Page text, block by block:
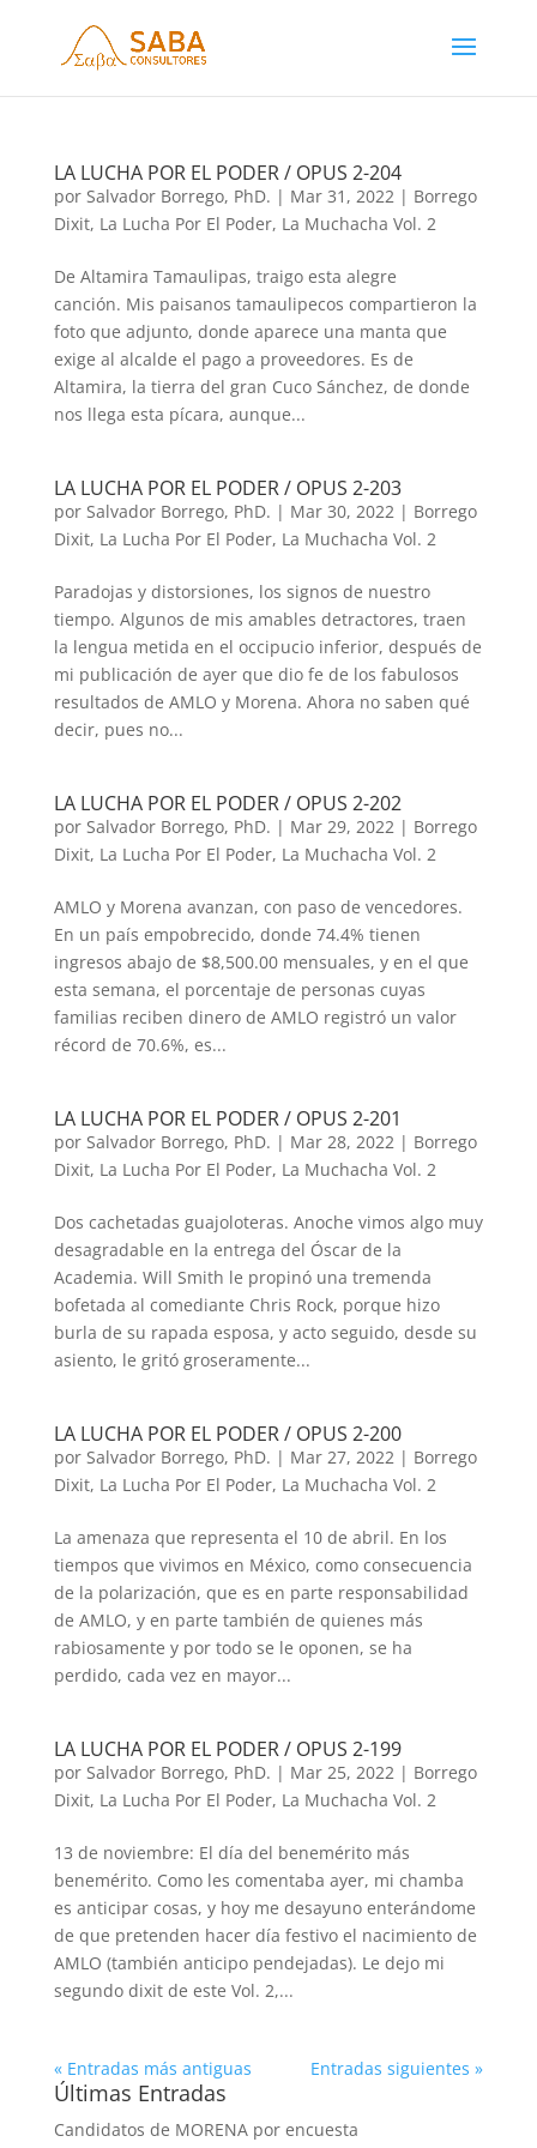
LA LUCHA POR EL PODER / OPUS 2-204
por Salvador Borrego, PhD. | Mar 31, 2022| Borrego
Dixit, La Lucha Por El Poder, La Muchacha Vol. 2
De Altamira Tamaulipas, traigo esta alegre
canción. Mis paisanos tamaulipecos compartieron la
foto que adjunto, donde aparece una manta que
exige al alcalde el pago a proveedores. Es de
Altamira, la tierra del gran Cuco Sánchez, de donde
nos llega esta pícara, aunque...
LA LUCHA POR EL PODER / OPUS 2-203
por Salvador Borrego, PhD. | Mar 30, 2022| Borrego
Dixit, La Lucha Por El Poder, La Muchacha Vol. 2
Paradojas y distorsiones, los signos de nuestro
tiempo. Algunos de mis amables detractores, traen
la lengua metida en el occipucio inferior, después de
mi publicación de ayer que dio fe de los fabulosos
resultados de AMLO y Morena. Ahora no saben qué
decir, pues no...
LA LUCHA POR EL PODER / OPUS 2-202
por Salvador Borrego, PhD. | Mar 29, 2022| Borrego
Dixit, La Lucha Por El Poder, La Muchacha Vol. 2
AMLO y Morena avanzan, con paso de vencedores.
En un país empobrecido, donde 74.4% tienen
ingresos abajo de $8,500.00 mensuales, y en el que
esta semana, el porcentaje de personas cuyas
familias reciben dinero de AMLO registró un valor
récord de 70.6%, es...
LA LUCHA POR EL PODER / OPUS 2-201
por Salvador Borrego, PhD. | Mar 28, 2022| Borrego
Dixit, La Lucha Por El Poder, La Muchacha Vol. 2
Dos cachetadas guajoloteras. Anoche vimos algo muy
desagradable en la entrega del Óscar de la
Academia. Will Smith le propinó una tremenda
bofetada al comediante Chris Rock, porque hizo
burla de su rapada esposa, y acto seguido, desde su
asiento, le gritó groseramente...
LA LUCHA POR EL PODER / OPUS 2-200
por Salvador Borrego, PhD. | Mar 27, 2022| Borrego
Dixit, La Lucha Por El Poder, La Muchacha Vol. 2
La amenaza que representa el 10 de abril. En los
tiempos que vivimos en México, como consecuencia
de la polarización, que es en parte responsabilidad
de AMLO, y en parte también de quienes más
rabiosamente y por todo se le oponen, se ha
perdido, cada vez en mayor...
LA LUCHA POR EL PODER / OPUS 2-199
por Salvador Borrego, PhD. | Mar 25, 2022| Borrego
Dixit, La Lucha Por El Poder, La Muchacha Vol. 2
13 de noviembre: El día del benemérito más
benemérito. Como les comentaba ayer, mi chamba
es anticipar cosas, y hoy me desayuno enterándome
de que pretenden hacer día festivo el nacimiento de
AMLO (también anticipo pendejadas). Le dejo mi
segundo dixit de este Vol. 2,...
« Entradas más antiguas Entradas siguientes »
Últimas Entradas
Candidatos de MORENA por encuesta